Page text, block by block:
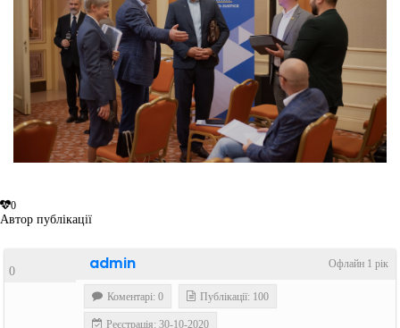
0
Автор публікації
Офлайн 1 рік
admin
0
Коментарі: 0 Публікації: 100
Реєстрація: 30-10-2020